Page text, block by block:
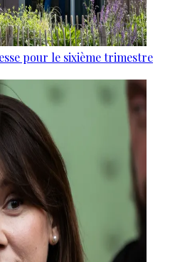
pour le sixième trimestre